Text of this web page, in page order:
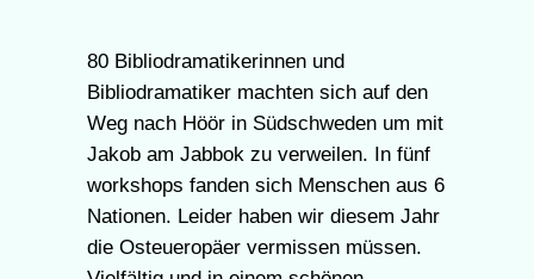
80 Bibliodramatikerinnen und
Bibliodramatiker machten sich auf den
Weg nach Höör in Südschweden um mit
Jakob am Jabbok zu verweilen. In fünf
workshops fanden sich Menschen aus 6
Nationen. Leider haben wir diesem Jahr
die Osteueropäer vermissen müssen.